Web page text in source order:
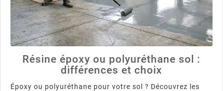
Résine époxy ou polyuréthane sol :
différences et choix
Époxy ou polyuréthane pour votre sol ? Découvrez les